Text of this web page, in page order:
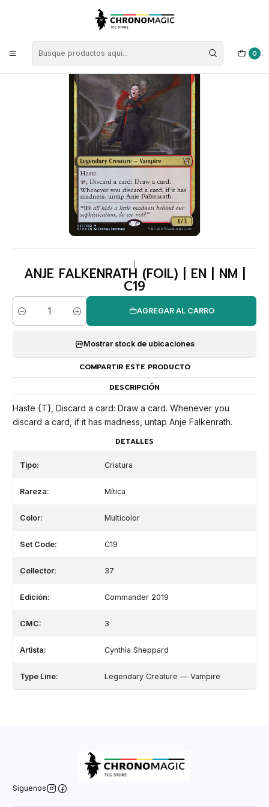
0
Singles de Magic: The Gathering
Anje Falkenrath (foil) | EN | NM | C19
ANJE FALKENRATH (FOIL) | EN | NM |
C19
Cantidad
AGREGAR AL CARRO
Mostrar stock de ubicaciones
COMPARTIR ESTE PRODUCTO
DESCRIPCIÓN
Haste {T}, Discard a card: Draw a card. Whenever you
discard a card, if it has madness, untap Anje Falkenrath.
DETALLES
Tipo: Criatura
Rareza: Mítica
Color: Multicolor
Set Code: C19
Collector: 37
Edición: Commander 2019
CMC: 3
Artista: Cynthia Sheppard
Type Line: Legendary Creature — Vampire
Síguenos